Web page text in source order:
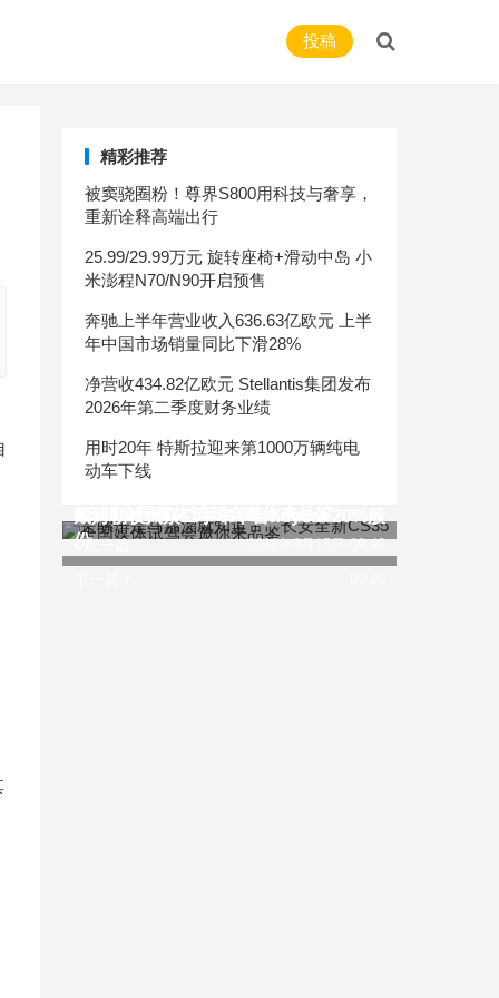
投稿
精彩推荐
被窦骁圈粉！尊界S800用科技与奢享，
重新诠释高端出行
25.99/29.99万元 旋转座椅+滑动中岛 小
米澎程N70/N90开启预售
奔驰上半年营业收入636.63亿欧元 上半
年中国市场销量同比下滑28%
净营收434.82亿欧元 Stellantis集团发布
2026年第二季度财务业绩
用时20年 特斯拉迎来第1000万辆纯电
动车下线
上一篇 2018年9月15日 09:42
份